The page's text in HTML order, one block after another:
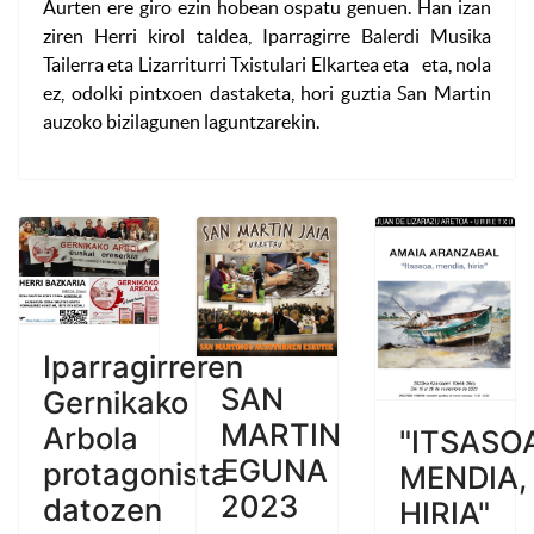
Aurten ere giro ezin hobean ospatu genuen. Han izan
ziren Herri kirol taldea, Iparragirre Balerdi Musika
Tailerra eta Lizarriturri Txistulari Elkartea eta eta, nola
ez, odolki pintxoen dastaketa, hori guztia San Martin
auzoko bizilagunen laguntzarekin.
Iparragirreren
Gernikako
Arbola
protagonista
datozen
SAN
MARTIN
EGUNA
2023
MENDIA,
HIRIA"